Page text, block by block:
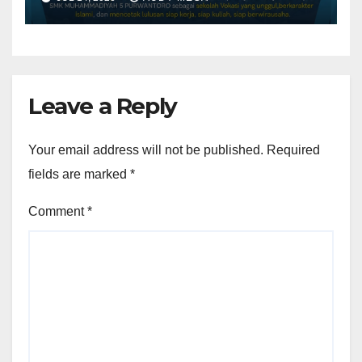
Purwantoro Sambut 376
Peserta Didik Baru
Leave a Reply
Your email address will not be published. Required
fields are marked *
Comment*